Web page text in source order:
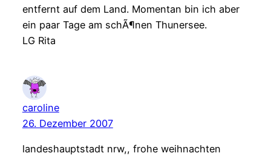
entfernt auf dem Land. Momentan bin ich aber
ein paar Tage am schÃ¶nen Thunersee.
LG Rita
caroline
26. Dezember 2007
landeshauptstadt nrw,, frohe weihnachten